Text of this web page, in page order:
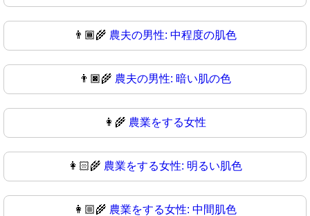
👨🏾‍🌾 農夫の男性: 中程度の肌色
👨🏿‍🌾 農夫の男性: 暗い肌の色
👩‍🌾 農業をする女性
👩🏻‍🌾 農業をする女性: 明るい肌色
👩🏼‍🌾 農業をする女性: 中間肌色